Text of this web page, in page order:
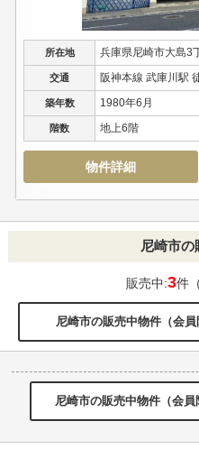
所在地 兵庫県尼崎市大島3
交通 阪神本線 武庫川駅
築年数 1980年6月
階数 地上6階
物件詳細
尼崎市の
販売中:3件
尼崎市の販売中物件（会
尼崎市の販売中物件（会